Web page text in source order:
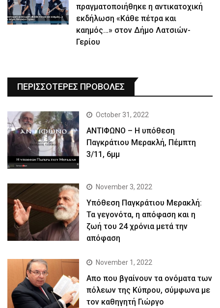
πραγματοποιήθηκε η αντικατοχική
εκδήλωση «Κάθε πέτρα και
καημός…» στον Δήμο Λατσιών-
Γερίου
ΠΕΡΙΣΣΟΤΕΡΕΣ ΠΡΟΒΟΛΕΣ
October 31, 2022
ΑΝΤΙΦΩΝΟ – Η υπόθεση
Παγκράτιου Μερακλή, Πέμπτη
3/11, 6μμ
November 3, 2022
Yπόθεση Παγκράτιου Μερακλή:
Τα γεγονότα, η απόφαση και η
ζωή του 24 χρόνια μετά την
απόφαση
November 1, 2022
Απο που βγαίνουν τα ονόματα των
πόλεων της Κύπρου, σύμφωνα με
τον καθηγητή Γιώργο